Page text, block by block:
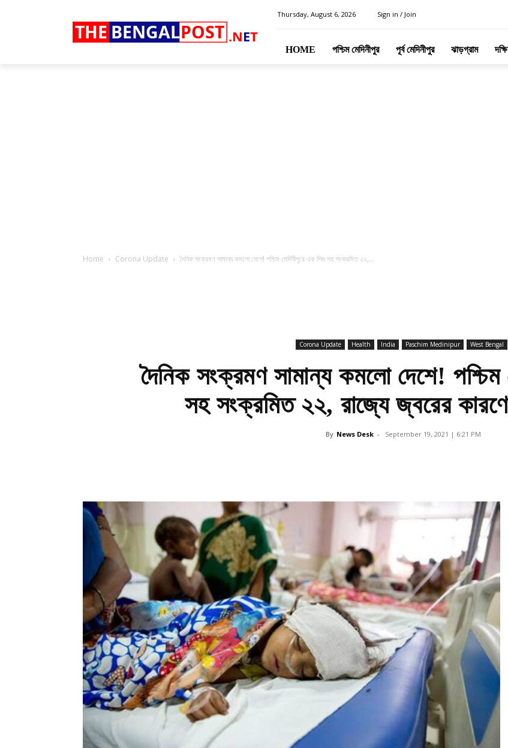
.NET
THE BENGALPOST
Thursday, August 6, 2026 Sign in / Join
HOME পশ্চিম মেদিনীপুর পূর্ব মেদিনীপুর ঝাড়গ্রাম
Home Corona Update দৈনিক সংক্রমণ সামান্য কমলো দেশে! পশ্চিম মেদিনীপুরে এক শিশু সহ সংক্রমিত ২২,...
Corona Update Health India Paschim Medinipur West Bengal
দৈনিক সংক্রমণ সামান্য কমলো দেশে! পশ্চিম
সহ সংক্রমিত ২২, রাজ্যে জ্বরের
By News Desk - September 19, 2021 | 6:21 PM